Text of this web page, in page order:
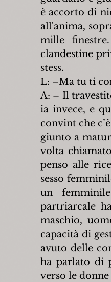
è accorto di
all'anima,
mille
clandestine
stess.
L: –Ma tu ti
A: – Il
ia invece, e
convint che
giunto a
volta
penso alle
sesso
un
partriarcale
maschio,
capacità di
avuto delle
ha parlato di
verso le donne